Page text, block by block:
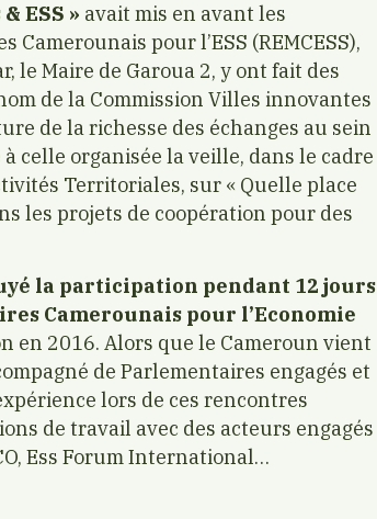
ESS » avait mis en avant les
pour l’ESS (REMCESS),
le Maire de Garoua 2, y ont fait des
de la Commission Villes innovantes
de la richesse des échanges au sein
celle organisée la veille, dans le cadre
Territoriales, sur « Quelle place
les projets de coopération pour des
la participation pendant 12 jours
Camerounais pour l’Economie
en 2016. Alors que le Cameroun vient
de Parlementaires engagés et
lors de ces rencontres
de travail avec des acteurs engagés
Ess Forum International…